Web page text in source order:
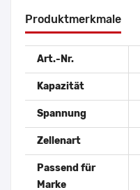
Produktmerkmale
Art.-Nr.
Kapazität
Spannung
Zellenart
Passend für
Marke